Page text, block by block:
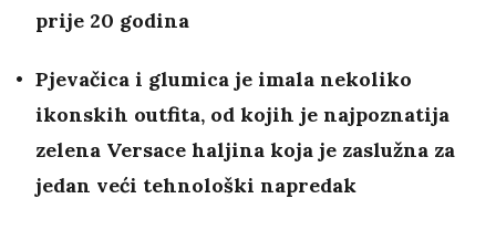
prije 20 godina
Pjevačica i glumica je imala nekoliko
ikonskih outfita, od kojih je najpoznatija
zelena Versace haljina koja je zaslužna za
jedan veći tehnološki napredak